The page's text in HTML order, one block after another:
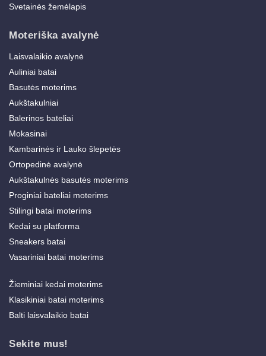
Svetainės žemėlapis
Moteriška avalynė
Laisvalaikio avalynė
Auliniai batai
Basutės moterims
Aukštakulniai
Balerinos bateliai
Mokasinai
Kambarinės ir Lauko šlepetės
Ortopedinė avalynė
Aukštakulnės basutės moterims
Proginiai bateliai moterims
Stilingi batai moterims
Kedai su platforma
Sneakers batai
Vasariniai batai moterims
Žieminiai kedai moterims
Klasikiniai batai moterims
Balti laisvalaikio batai
Sekite mus!